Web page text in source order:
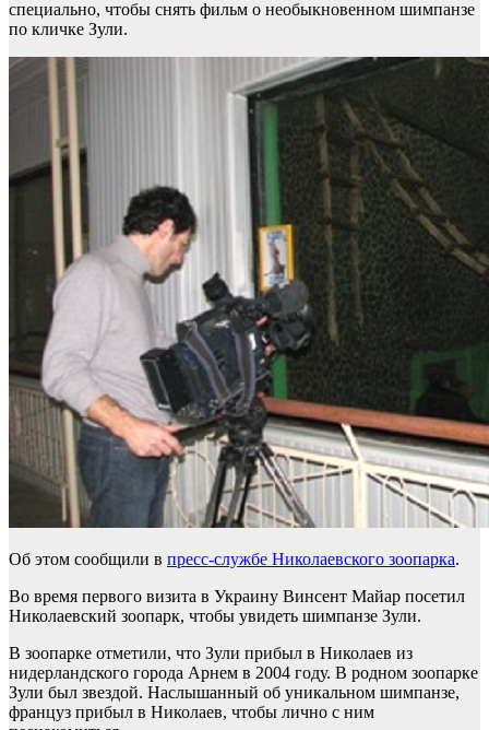
специально, чтобы снять фильм о необыкновенном шимпанзе
по кличке Зули.
Об этом сообщили в пресс-службе Николаевского зоопарка.
Во время первого визита в Украину Винсент Майар посетил
Николаевский зоопарк, чтобы увидеть шимпанзе Зули.
В зоопарке отметили, что Зули прибыл в Николаев из
нидерландского города Арнем в 2004 году. В родном зоопарке
Зули был звездой. Наслышанный об уникальном шимпанзе,
француз прибыл в Николаев, чтобы лично с ним